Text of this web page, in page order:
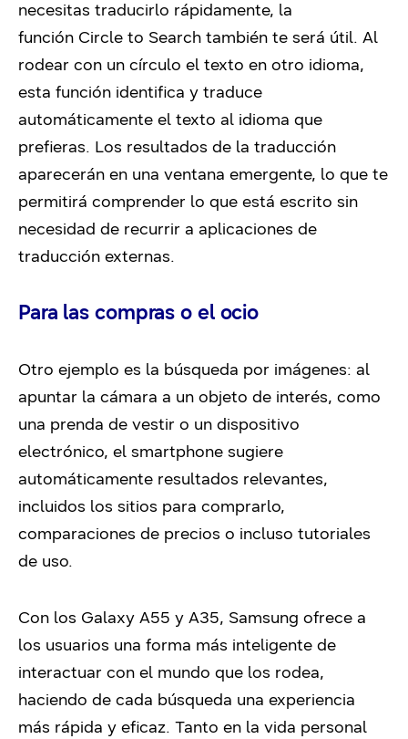
necesitas traducirlo rápidamente, la
función Circle to Search también te será útil. Al
rodear con un círculo el texto en otro idioma,
esta función identifica y traduce
automáticamente el texto al idioma que
prefieras. Los resultados de la traducción
aparecerán en una ventana emergente, lo que te
permitirá comprender lo que está escrito sin
necesidad de recurrir a aplicaciones de
traducción externas.
Para las compras o el ocio
Otro ejemplo es la búsqueda por imágenes: al
apuntar la cámara a un objeto de interés, como
una prenda de vestir o un dispositivo
electrónico, el smartphone sugiere
automáticamente resultados relevantes,
incluidos los sitios para comprarlo,
comparaciones de precios o incluso tutoriales
de uso.
Con los Galaxy A55 y A35, Samsung ofrece a
los usuarios una forma más inteligente de
interactuar con el mundo que los rodea,
haciendo de cada búsqueda una experiencia
más rápida y eficaz. Tanto en la vida personal